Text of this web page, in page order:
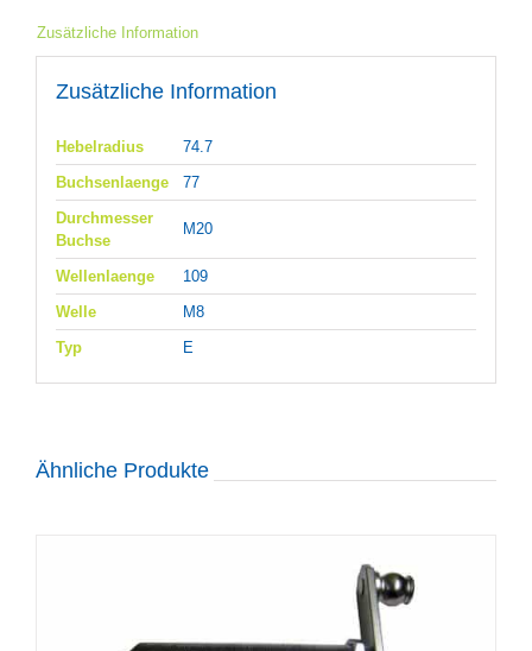
Zusätzliche Information
Zusätzliche Information
Hebelradius
74.7
Buchsenlaenge
77
Durchmesser
Buchse
M20
Wellenlaenge
109
Welle
M8
Typ
E
Ähnliche Produkte